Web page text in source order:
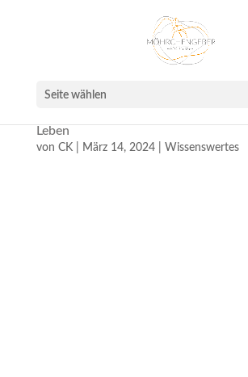
Seite wählen
Leben
von CK| März 14, 2024| Wissenswertes